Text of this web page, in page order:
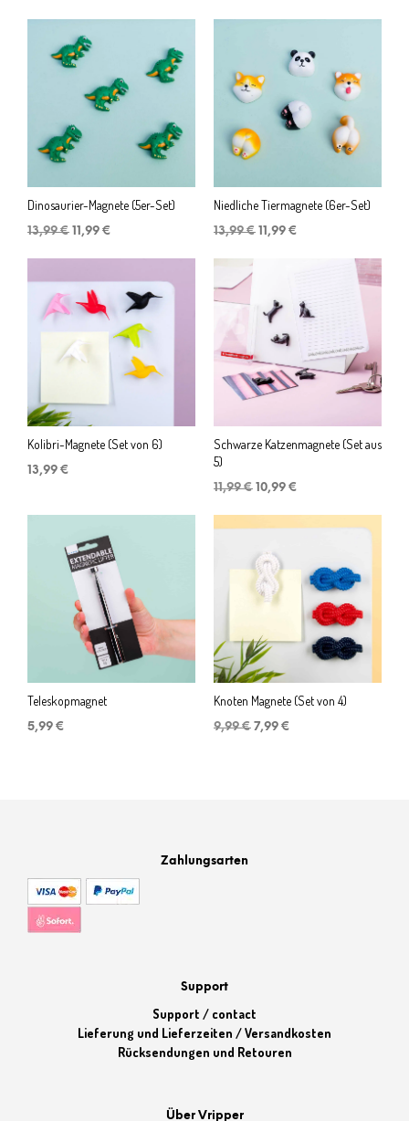
Dinosaurier-Magnete (5er-Set)
13,99€ Ursprünglicher
war:
11,99 €
ist:
Niedliche Tiermagnete (6er-Set)
13,99€ Ursprünglicher
11,99 €
Kolibri-Magnete (Set von 6)
13,99 €
Schwarze Katzenmagnete (Set aus
5)
11,99€ Ursprünglicher
war:
10,99 €
ist:
Teleskopmagnet
5,99 €
Knoten Magnete (Set von 4)
9,99€ Ursprünglicher
7,99 €
Zahlungsarten
Support
Support / contact
Lieferung und Lieferzeiten / Versandkosten
Rücksendungen und Retouren
Über Vripper